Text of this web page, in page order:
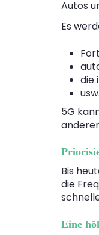
Autos
Es
die
usw.
5G
Bis
die
Eine